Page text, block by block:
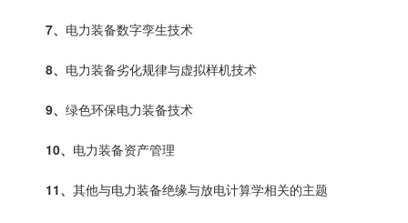
7、 电力装备数字孪生技术
8、 电力装备劣化规律与虚拟样机技术
9、 绿色环保电力装备技术
10、 电力装备资产管理
11、 其他与电力装备绝缘与放电计算学相关的主题